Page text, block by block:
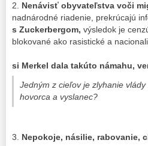
2. Nenávisť obyvateľstva voči
nadnárodné riadenie, prekrúcajú
s Zuckerbergom, výsledok je
blokované ako
si Merkel dala takúto námahu,
Jedným z cieľov je zlyhanie
hovorca a vyslanec?
3. Nepokoje, násilie, rabovanie,